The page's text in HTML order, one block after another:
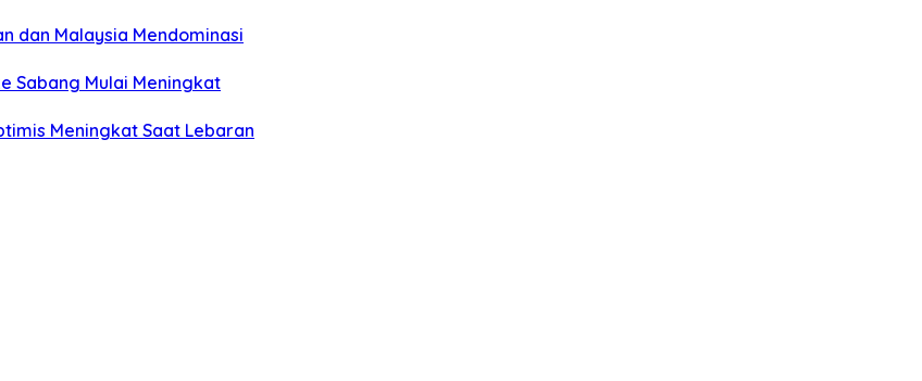
dan Malaysia Mendominasi
Sabang Mulai Meningkat
Meningkat Saat Lebaran